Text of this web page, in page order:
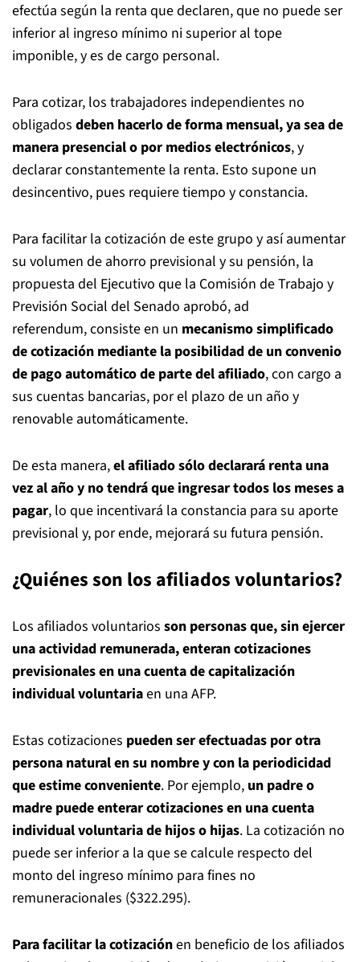
efectúa según la renta que declaren, que no puede ser
inferior al ingreso mínimo ni superior al tope
imponible, y es de cargo personal.
Para cotizar, los trabajadores independientes no
obligados deben hacerlo de forma mensual, ya sea de
manera presencial o por medios electrónicos, y
declarar constantemente la renta. Esto supone un
desincentivo, pues requiere tiempo y constancia.
Para facilitar la cotización de este grupo y así aumentar
su volumen de ahorro previsional y su pensión, la
propuesta del Ejecutivo que la Comisión de Trabajo y
Previsión Social del Senado aprobó, ad
referendum, consiste en un mecanismo simplificado
de cotización mediante la posibilidad de un convenio
de pago automático de parte del afiliado, con cargo a
sus cuentas bancarias, por el plazo de un año y
renovable automáticamente.
De esta manera,el afiliado sólo declarará renta una
vez al año y no tendrá que ingresar todos los meses a
pagar, lo que incentivará la constancia para su aporte
previsional y, por ende, mejorará su futura pensión.
¿Quiénes son los afiliados voluntarios?
Los afiliados voluntarios son personas que, sin ejercer
una actividad remunerada, enteran cotizaciones
previsionales en una cuenta de capitalización
individual voluntariaen una AFP.
Estas cotizaciones pueden ser efectuadas por otra
persona natural en su nombre y con la periodicidad
que estime conveniente. Por ejemplo, un padre o
madre puede enterar cotizaciones en una cuenta
individual voluntaria de hijos o hijas. La cotización no
puede ser inferior a la que se calcule respecto del
monto del ingreso mínimo para fines no
remuneracionales ($322.295).
Para facilitar la cotizaciónen beneficio de los afiliados